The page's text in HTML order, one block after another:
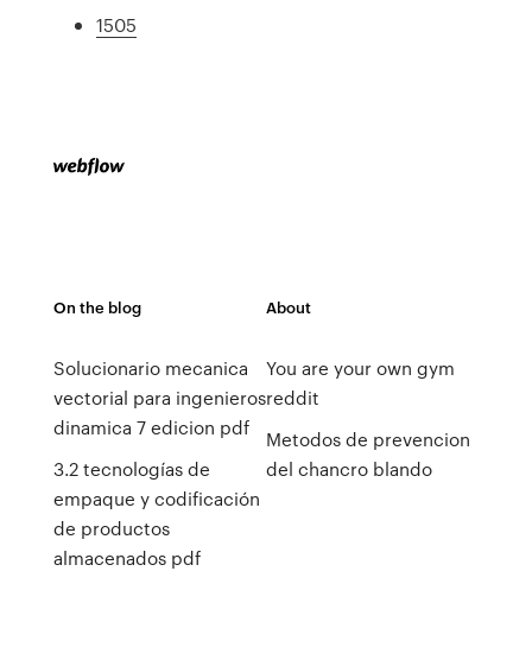
1505
On the blog
Solucionario mecanica
vectorial para ingenieros
dinamica 7 edicion pdf
3.2 tecnologías de
empaque y codificación
de productos
almacenados pdf
About
You are your own gym
reddit
Metodos de prevencion
del chancro blando